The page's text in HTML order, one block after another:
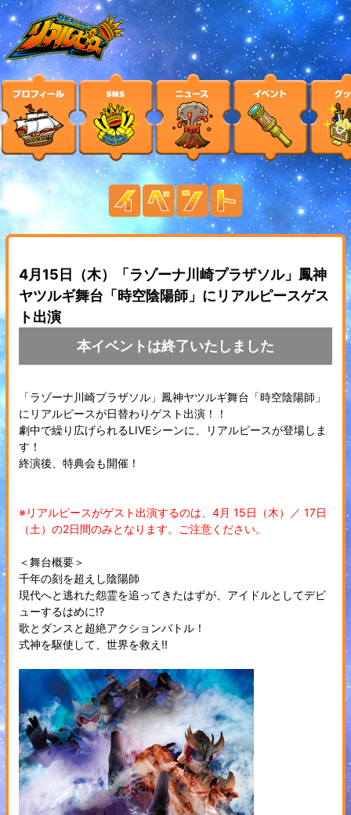
4月15日（木）「ラゾーナ川崎プラザソル」鳳神
ヤツルギ舞台「時空陰陽師」にリアルピースゲス
ト出演
本イベントは終了いたしました
「ラゾーナ川崎プラザソル」鳳神ヤツルギ舞台「時空陰陽師」
にリアルピースが日替わりゲスト出演！！
劇中で繰り広げられるLIVEシーンに、リアルピースが登場しま
す！
終演後、特典会も開催！
※リアルピースがゲスト出演するのは、4月 15日（木）／ 17日
（土）の2日間のみとなります。ご注意ください。
＜舞台概要＞
千年の刻を超えし陰陽師
現代へと逃れた怨霊を追ってきたはずが、アイドルとしてデビ
ューするはめに!?
歌とダンスと超絶アクションバトル！
式神を駆使して、世界を救え!!